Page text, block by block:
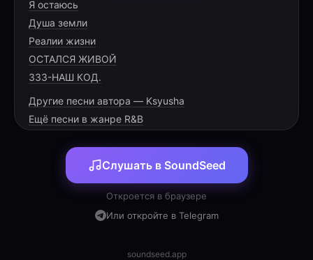
И горек на сердце пройденный вкус.
Ты ищешь тень, уходишь во тьму,
[PRE-CHORUS]
Не прячь лицо в глубокой обиде,
Я всё твоё сокрушенье видел.
Смой с души эту горькую пыль,
Я остаюсь
Душа земли
Реалии жизни
ОСТАЛСЯ ЖИВОЙ
333-НАШ КОД.
Другие песни автора — Ksyusha
Ещё песни в жанре R&B
Слушать в SoundSeed
Откроется в браузере
Или откройте в Telegram
soundseed.app